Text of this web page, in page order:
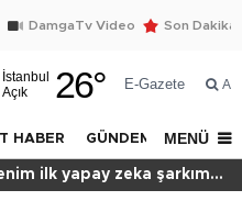
DamgaTv Video Son Dakika
İstanbul
Açık
26° E-Gazete Ara
HABER GÜNDEM DÜNYA
MENÜ
ilk yapay zeka şarkım